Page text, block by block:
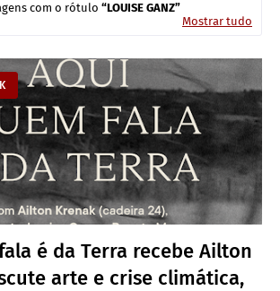
com o rótulo
LOUISE GANZ
Mostrar tudo
é da Terra recebe Ailton
arte e crise climática,